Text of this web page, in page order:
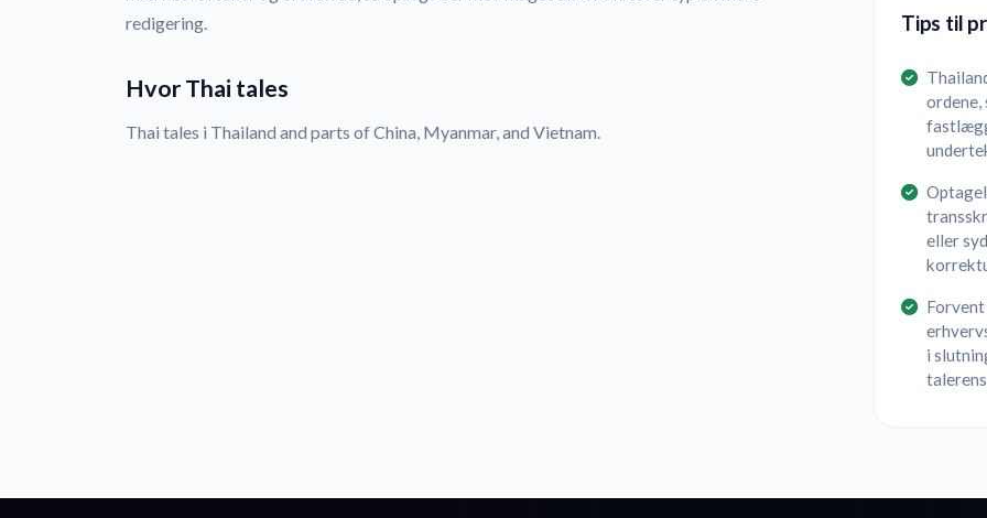
redigering.
Hvor Thai tales
Thai tales i Thailand and parts of China, Myanmar, and Vietnam.
Tips til
ordene,
eller
i